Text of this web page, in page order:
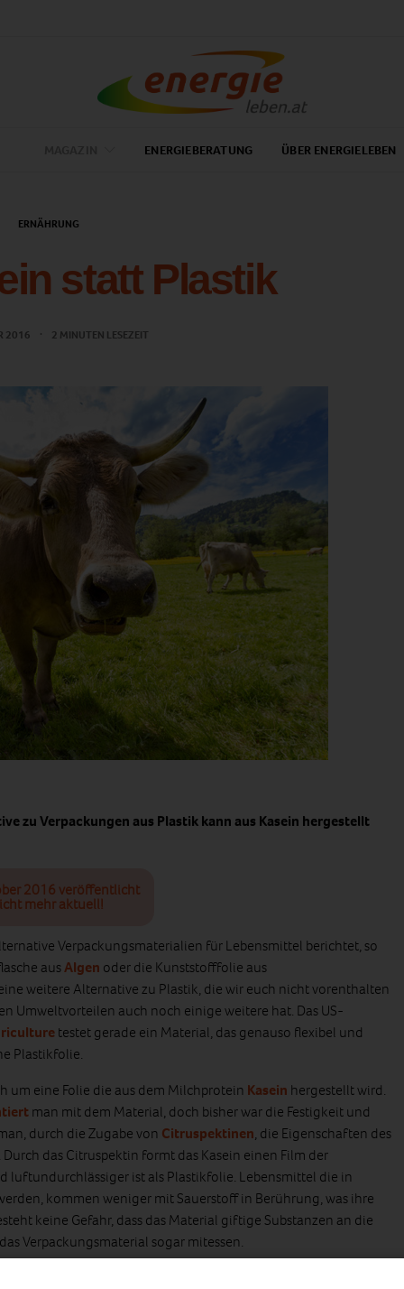
ENERGIEBERATUNG ÜBER ENERGIELEBEN
ERNÄHRUNG
statt Plastik
2016 2 MINUTEN LESEZEIT
zu Verpackungen aus Plastik kann aus Kasein hergestellt
2016 veröffentlicht
mehr aktuell!
Verpackungsmaterialien für Lebensmittel berichtet, so
ausAlgen oder die Kunststofffolie aus
weitere Alternative zu Plastik, die wir euch nicht vorenthalten
Umweltvorteilen auch noch einige weitere hat. Das US-
testet gerade ein Material, das genauso flexibel und
Plastikfolie.
um eine Folie die aus dem Milchprotein Kasein hergestellt wird.
man mit dem Material, doch bisher war die Festigkeit und
durch die Zugabe von Citruspektinen, die Eigenschaften des
das Citruspektin formt das Kasein einen Film der
luftundurchlässiger ist als Plastikfolie. Lebensmittel die in
kommen weniger mit Sauerstoff in Berührung, was ihre
keine Gefahr, dass das Material giftige Substanzen an die
Verpackungsmaterial sogar mitessen.
Kaseinfolie nicht unbedingt ein Geschmackserlebnis ist,